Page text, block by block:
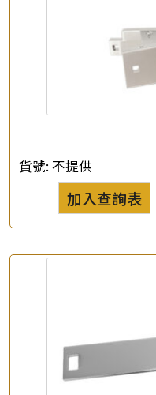
公司名稱
*e-mail
*聯絡電話
貨號: 不提供
加入查詢表